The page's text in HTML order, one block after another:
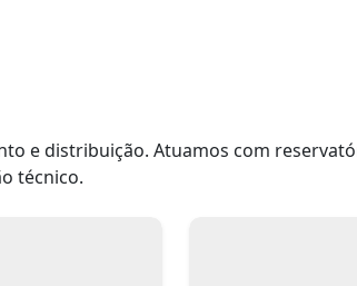
e distribuição. Atuamos com
técnico.